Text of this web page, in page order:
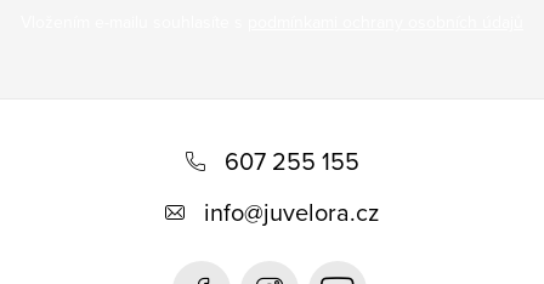
607 255 155
info@juvelora.cz